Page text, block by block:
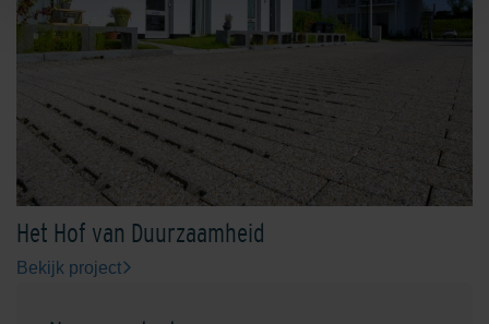
Het Hof van Duurzaamheid
Bekijk project